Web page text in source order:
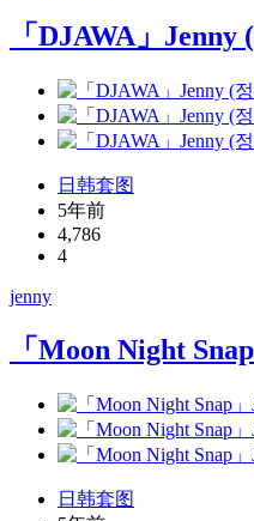
「DJAWA」
日韩套图
5年前
4,786
4
jenny
「Moon Night
日韩套图